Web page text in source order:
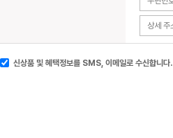
신상품 및 혜택정보를 SMS, 이메일로 수신합니다.